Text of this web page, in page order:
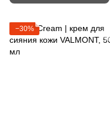
−30%